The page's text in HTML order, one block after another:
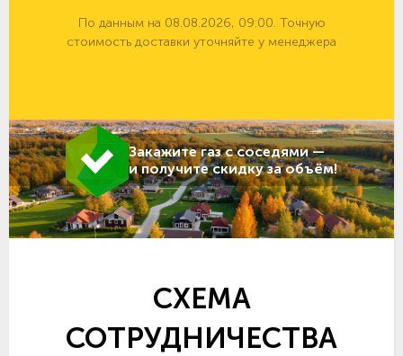
По данным на 08.08.2026, 09:00. Точную
стоимость доставки уточняйте у менеджера
Закажите газ с соседями —
и получите скидку за объём!
СХЕМА
СОТРУДНИЧЕСТВА